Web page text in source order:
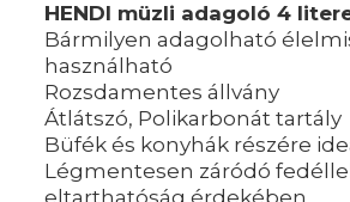
HENDI müzli adagoló 4
Bármilyen adagolható
használható
Rozsdamentes állvány
Átlátszó, Polikarbonát tartály
Büfék és konyhák részére
Légmentesen záródó